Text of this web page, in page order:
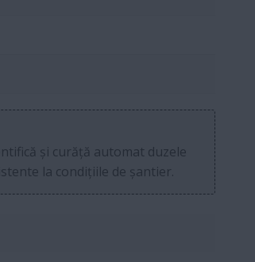
și curăță automat duzele
la condițiile de șantier.